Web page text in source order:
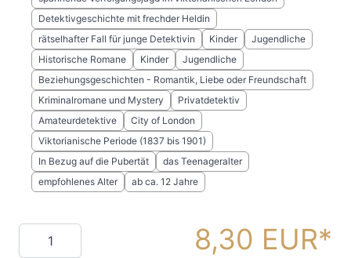
Detektivgeschichte mit frechder Heldin
rätselhafter Fall für junge Detektivin
Kinder
Jugendliche
Historische Romane
Kinder
Jugendliche
Beziehungsgeschichten - Romantik, Liebe oder Freundschaft
Kriminalromane und Mystery
Privatdetektiv
Amateurdetektive
City of London
Viktorianische Periode (1837 bis 1901)
In Bezug auf die Pubertät
das Teenageralter
empfohlenes Alter
ab ca. 12 Jahre
Menge 8,30 EUR